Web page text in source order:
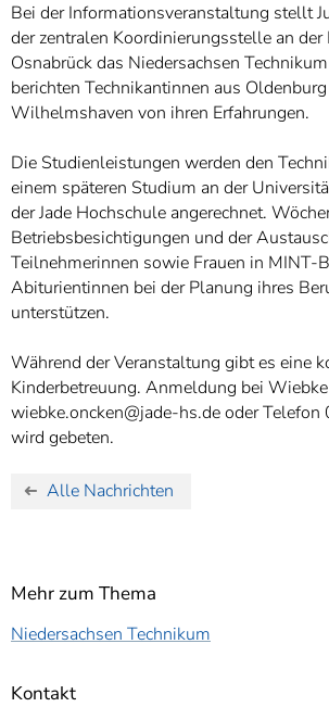
Bei der Informationsveranstaltung stellt
der zentralen Koordinierungsstelle an
Osnabrück das Niedersachsen
berichten Technikantinnen aus
Wilhelmshaven von ihren Erfahrungen.
Die Studienleistungen werden den
einem späteren Studium an der
der Jade Hochschule angerechnet.
Betriebsbesichtigungen und der
Teilnehmerinnen sowie Frauen in MINT-
Abiturientinnen bei der Planung ihres
unterstützen.
Während der Veranstaltung gibt es eine
Kinderbetreuung. Anmeldung bei
wiebke.oncken@jade-hs.de oder
wird gebeten.
Alle Nachrichten
Mehr zum Thema
Niedersachsen Technikum
Kontakt